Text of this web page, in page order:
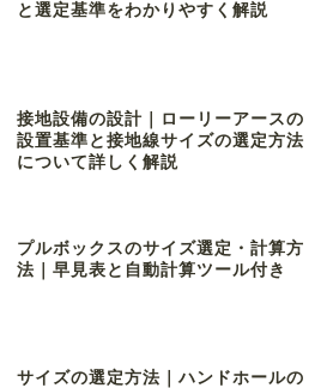
と選定基準をわかりやすく解説
接地設備の設計｜ローリーアースの
設置基準と接地線サイズの選定方法
について詳しく解説
プルボックスのサイズ選定・計算方
法｜早見表と自動計算ツール付き
サイズの選定方法｜ハンドホールの